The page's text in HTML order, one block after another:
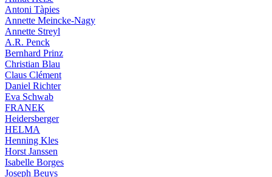
Antoni Tàpies
Annette Meincke-Nagy
Annette Streyl
A.R. Penck
Bernhard Prinz
Christian Blau
Claus Clément
Daniel Richter
Eva Schwab
FRANEK
Heidersberger
HELMA
Henning Kles
Horst Janssen
Isabelle Borges
Joseph Beuys